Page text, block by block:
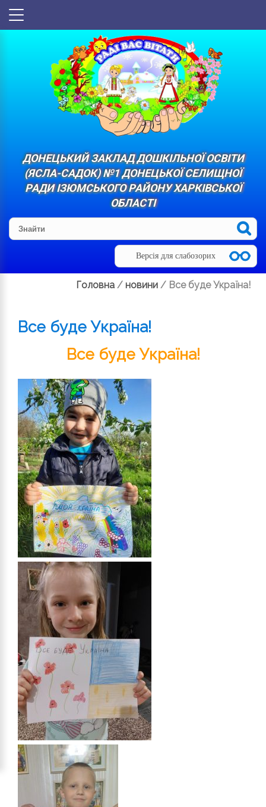
ДОНЕЦЬКИЙ ЗАКЛАД ДОШКІЛЬНОЇ ОСВІТИ
(ЯСЛА-САДОК) №1 ДОНЕЦЬКОЇ СЕЛИЩНОЇ
РАДИ ІЗЮМСЬКОГО РАЙОНУ ХАРКІВСЬКОЇ
ОБЛАСТІ
Версія для слабозорих
Головна / новини / Все буде Україна!
Все буде Україна!
Все буде Україна!